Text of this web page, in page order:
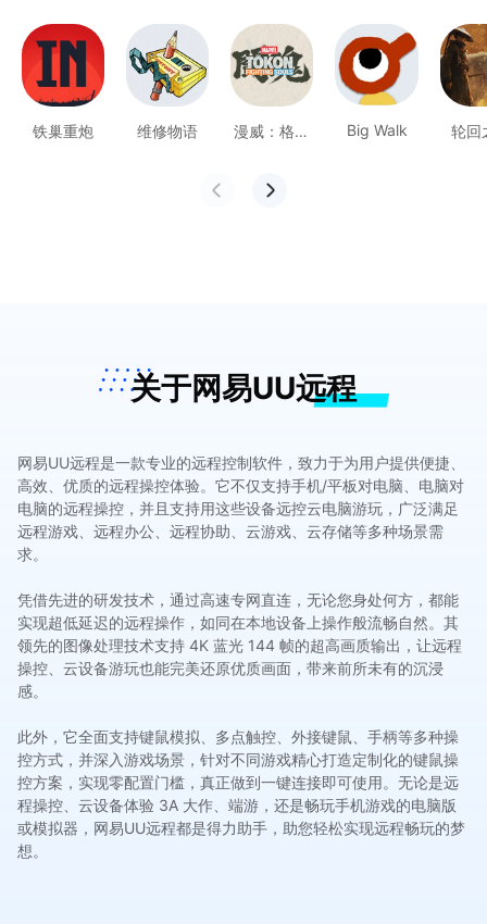
铁巢重炮 维修物语
漫威：格斗
Big Walk 轮回
关于网易UU远程
网易UU远程是一款专业的远程控制软件，致力于为用户提供便捷、
高效、优质的远程操控体验。它不仅支持手机/平板对电脑、电脑对
电脑的远程操控，并且支持用这些设备远控云电脑游玩，广泛满足
远程游戏、远程办公、远程协助、云游戏、云存储等多种场景需
求。
凭借先进的研发技术，通过高速专网直连，无论您身处何方，都能
实现超低延迟的远程操作，如同在本地设备上操作般流畅自然。其
领先的图像处理技术支持 4K 蓝光 144 帧的超高画质输出，让远程
操控、云设备游玩也能完美还原优质画面，带来前所未有的沉浸
感。
此外，它全面支持键鼠模拟、多点触控、外接键鼠、手柄等多种操
控方式，并深入游戏场景，针对不同游戏精心打造定制化的键鼠操
控方案，实现零配置门槛，真正做到一键连接即可使用。无论是远
程操控、云设备体验 3A 大作、端游，还是畅玩手机游戏的电脑版
或模拟器，网易UU远程都是得力助手，助您轻松实现远程畅玩的梦
想。